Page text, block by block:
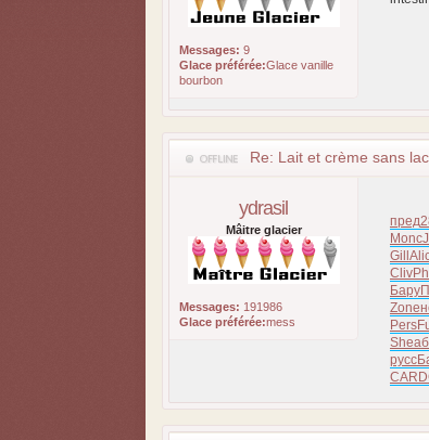
Messages: 9
Glace préférée:Glace vanille
bourbon
Re: Lait et crème sans
ydrasil
Mâitre glacier
Messages: 191986
Glace préférée:mess
пред
Monc
Gill
Cliv
Бару
Zone
Pers
Shea
русс
CARD